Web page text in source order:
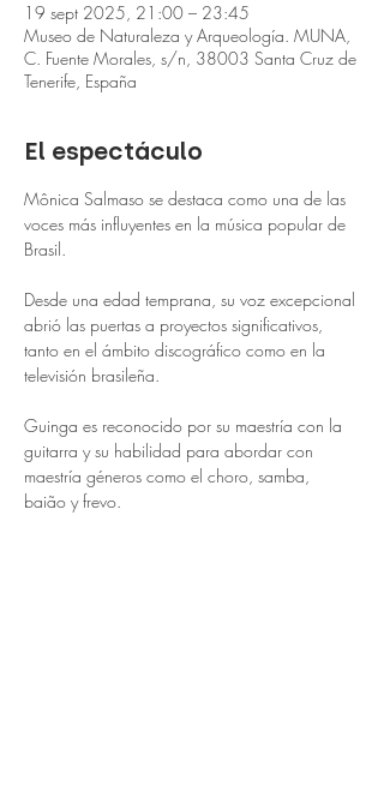
19 sept 2025, 21:00 – 23:45
Museo de Naturaleza y Arqueología. MUNA,
C. Fuente Morales, s/n, 38003 Santa Cruz de
Tenerife, España
El espectáculo
Mônica Salmaso se destaca como una de las
voces más influyentes en la música popular de
Brasil.
Desde una edad temprana, su voz excepcional
abrió las puertas a proyectos significativos,
tanto en el ámbito discográfico como en la
televisión brasileña.
Guinga es reconocido por su maestría con la
guitarra y su habilidad para abordar con
maestría géneros como el choro, samba,
baião y frevo.